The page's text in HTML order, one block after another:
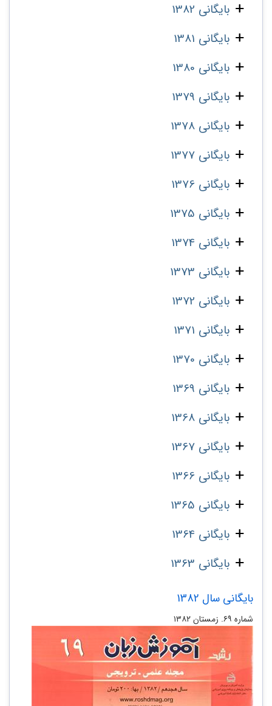
بایگانی 1382
بایگانی 1381
بایگانی 1380
بایگانی 1379
بایگانی 1378
بایگانی 1377
بایگانی 1376
بایگانی 1375
بایگانی 1374
بایگانی 1373
بایگانی 1372
بایگانی 1371
بایگانی 1370
بایگانی 1369
بایگانی 1368
بایگانی 1367
بایگانی 1366
بایگانی 1365
بایگانی 1364
بایگانی 1363
بایگانی سال 1382
شماره ۶۹. زمستان ۱۳۸۲